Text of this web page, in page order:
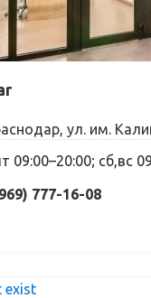
ул. им.
09:00–20:00; сб,вс
777-16-08
exist